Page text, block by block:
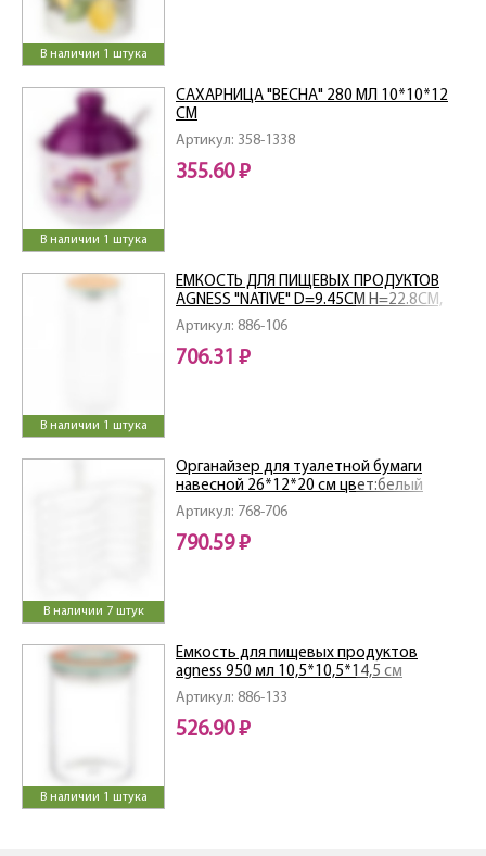
В наличии 1 штука
В наличии 1 штука
Артикул: 358-1338
САХАРНИЦА "ВЕСНА" 280 МЛ 10*10*12
СМ
355.60 ₽
В наличии 1 штука
Артикул: 886-106
ЕМКОСТЬ ДЛЯ ПИЩЕВЫХ ПРОДУКТОВ
AGNESS "NATIVE" D=9.45СМ H=22.8СМ,
1100 МЛ
706.31 ₽
В наличии 7 штук
Артикул: 768-706
Органайзер для туалетной бумаги
навесной 26*12*20 см цвет:белый
790.59 ₽
В наличии 1 штука
Артикул: 886-133
Емкость для пищевых продуктов
agness 950 мл 10,5*10,5*14,5 см
526.90 ₽